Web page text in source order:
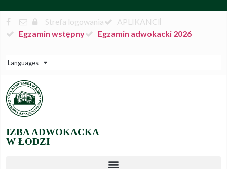
Strefa logowania
APLIKANCI
Egzamin wstępny
Egzamin adwokacki 2026
Languages
IZBA ADWOKACKA
W ŁODZI